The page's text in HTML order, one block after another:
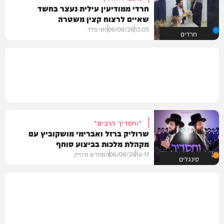
חרדים
חרדי ממודיעין עילית נעצר בחשד
שאיים לרצוח קצין משטרה
13:05
06/08/26יוסי פלד
סינגלים
"וחסדיך הרבים"
שרוליק ברזל ואברימי מושקוביץ עם
מקהלת מלכות בביצוע סוחף
14:17
06/08/26המחדש מיוזיק